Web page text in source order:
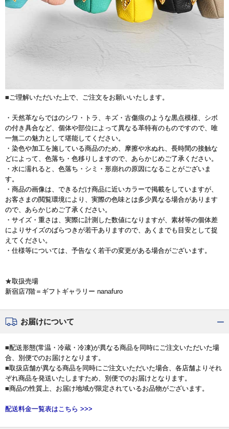
■ご理解いただいた上で、ご注文をお願いいたします。
・天然革ならではのシワ・トラ、キズ・古傷痕のような黒点模様、シボ
の付き具合など、個体や部位によって異なる革特有のものですので、唯
一無二の魅力として堪能してください。
・染色や加工を施している商品のため、摩擦や水ぬれ、長時間の接触な
どによって、色落ち・色移りしますので、あらかじめご了承ください。
・水に濡れると、色落ち・シミ・形崩れの原因になることがございま
す。
・商品の画像は、できるだけ商品に近いカラーで掲載をしていますが、
お客さまの閲覧環境により、実際の色味とは多少異なる場合があります
ので、あらかじめご了承ください。
・サイズ・重さは、実際に計測した数値になりますが、素材等の個体差
によりサイズのばらつきが若干ありますので、あくまでも目安として捉
えてください。
・仕様等については、予告なく若干の変更がある場合がございます。
★取扱売場
新宿店7階＝ギフトギャラリー nanafuro
お届けについて
■配送形態(常温・冷蔵・冷凍)が異なる商品を同時にご注文いただいた場
合、別便でのお届けとなります。
■取扱店舗が異なる商品を同時にご注文いただいた場合、各店舗よりそれ
ぞれ商品を発送いたしますため、別便でのお届けとなります。
■商品の性質上、お届け地域が限定されているお品物がございます。
配送料金一覧表はこちら >>>